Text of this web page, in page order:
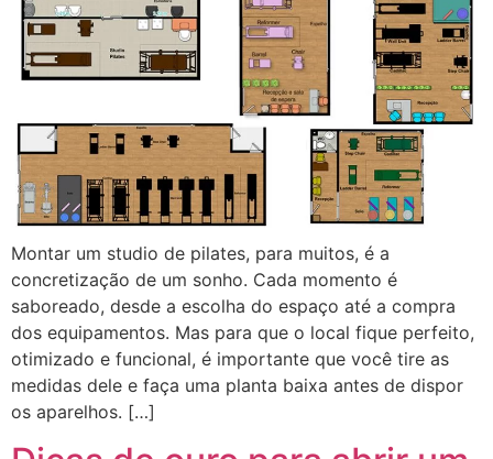
Montar um studio de pilates, para muitos, é a
concretização de um sonho. Cada momento é
saboreado, desde a escolha do espaço até a compra
dos equipamentos. Mas para que o local fique perfeito,
otimizado e funcional, é importante que você tire as
medidas dele e faça uma planta baixa antes de dispor
os aparelhos. […]